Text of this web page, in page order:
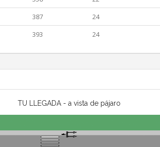
387 24
393 24
TU LLEGADA - a vista de pájaro